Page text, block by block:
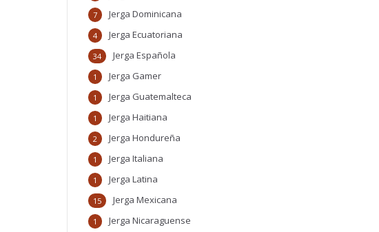
Jerga Dominicana
7
Jerga Ecuatoriana
4
Jerga Española
34
Jerga Gamer
1
Jerga Guatemalteca
1
Jerga Haitiana
1
Jerga Hondureña
2
Jerga Italiana
1
Jerga Latina
1
Jerga Mexicana
15
Jerga Nicaraguense
1